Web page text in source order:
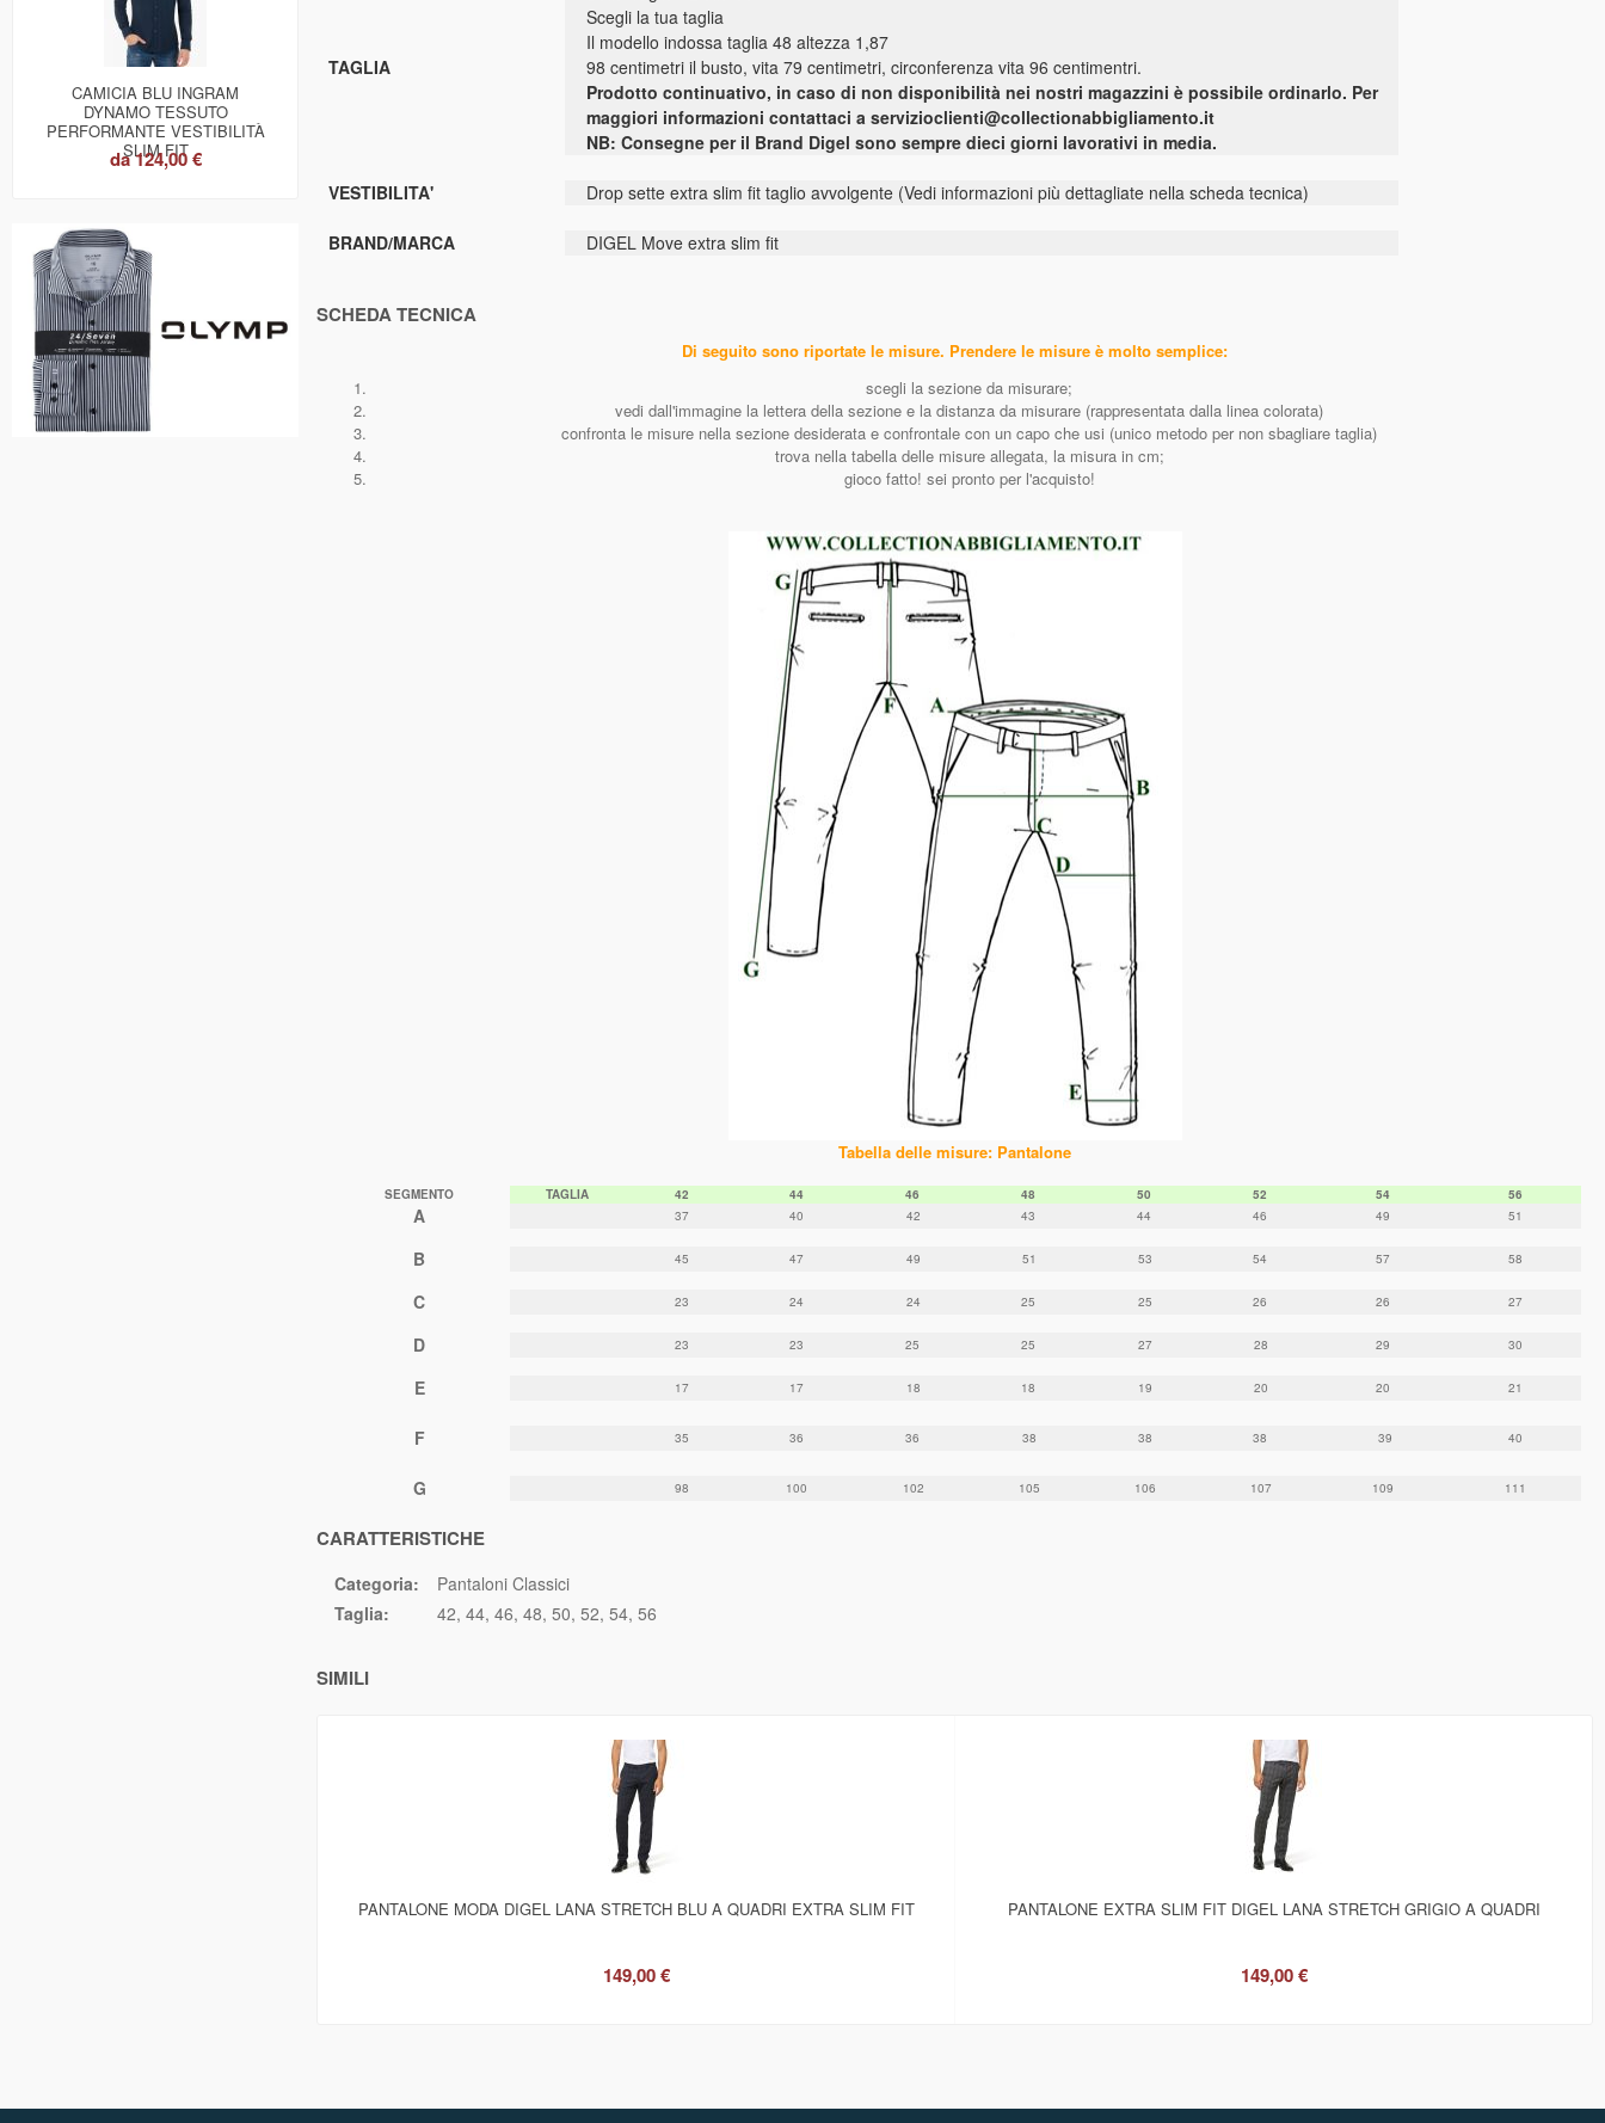
CAMICIA BLU INGRAM
DYNAMO TESSUTO
PERFORMANTE VESTIBILITÀ
SLIM FIT
da124,00 €
TAGLIA
Scegli la tua taglia
Il modello indossa taglia 48 altezza 1,87
98 centimetri il busto, vita 79 centimetri, circonferenza vita 96 centimentri.
Prodotto continuativo, in caso di non disponibilità nei nostri magazzini è possibile ordinarlo. Per
maggiori informazioni contattaci a servizioclienti@collectionabbigliamento.it
NB: Consegne per il Brand Digel sono sempre dieci giorni lavorativi in media.
VESTIBILITA' Drop sette extra slim fit taglio avvolgente (Vedi informazioni più dettagliate nella scheda tecnica)
BRAND/MARCA DIGEL Move extra slim fit
SCHEDA TECNICA
Di seguito sono riportate le misure. Prendere le misure è molto semplice:
scegli la sezione da misurare;
vedi dall'immagine la lettera della sezione e la distanza da misurare (rappresentata dalla linea colorata)
confronta le misure nella sezione desiderata e confrontale con un capo che usi (unico metodo per non sbagliare taglia)
trova nella tabella delle misure allegata, la misura in cm;
gioco fatto! sei pronto per l'acquisto!
Tabella delle misure: Pantalone
SEGMENTO TAGLIA 42 44 46 48 50 52 54 56
A 37 40 42 43 44 46 49 51
B 45 47 49 51 53 54 57 58
C 23 24 24 25 25 26 26 27
D 23 23 25 25 27 28 29 30
E 17 17 18 18 19 20 20 21
F 35 36 36 38 38 38 39 40
G 98 100 102 105 106 107 109 111
CARATTERISTICHE
Categoria:
Pantaloni Classici
Taglia:
42 44 46 48 50 52 54 56
SIMILI
PANTALONE MODA DIGEL LANA STRETCH BLU A QUADRI EXTRA SLIM FIT
149,00 €
PANTALONE EXTRA SLIM FIT DIGEL LANA STRETCH GRIGIO A QUADRI
149,00 €